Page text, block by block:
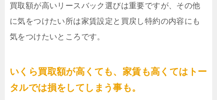
買取額が高いリースバック選びは重要ですが、その他
に気をつけたい所は家賃設定と買戻し特約の内容にも
気をつけたいところです。
いくら買取額が高くても、家賃も高くてはトー
タルでは損をしてしまう事も。